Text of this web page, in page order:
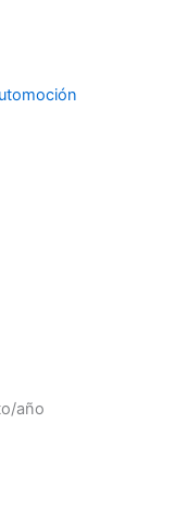
año